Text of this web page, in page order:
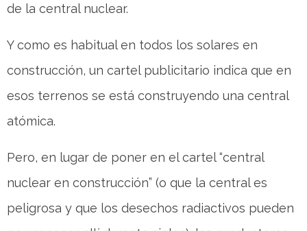
de la central nuclear.
Y como es habitual en todos los solares en
construcción, un cartel publicitario indica que en
esos terrenos se está construyendo una central
atómica.
Pero, en lugar de poner en el cartel “central
nuclear en construcción” (o que la central es
peligrosa y que los desechos radiactivos pueden